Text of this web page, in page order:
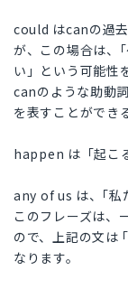
could はcanの過
が、この場合は、
い」という可能性
canのような助動
を表すことができ
happen は「起こ
any of us は、｢私
このフレーズは、
ので、上記の文は
なります。